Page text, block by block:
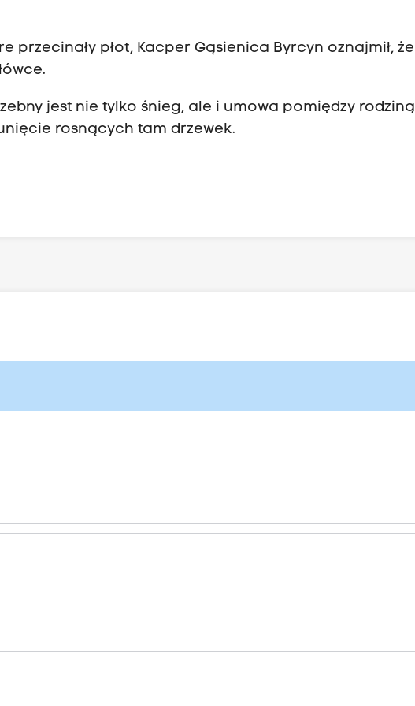
przecinały płot, Kacper Gąsienica Byrcyn oznajmił, że
jest nie tylko śnieg, ale i umowa pomiędzy rodziną
rosnących tam drzewek.